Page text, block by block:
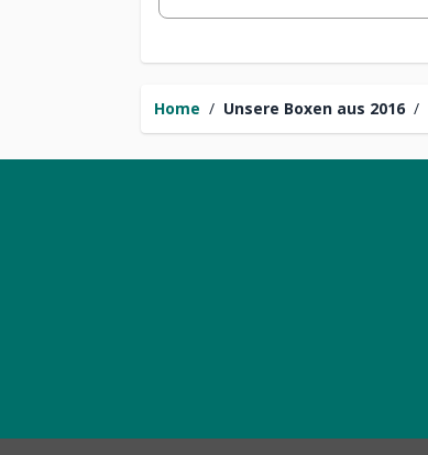
Home / Unsere Boxen aus 2016 /